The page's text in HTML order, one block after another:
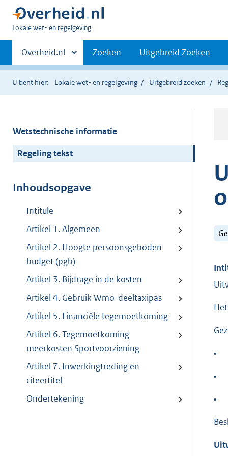
U
hier:
Lokale wet- en regelgeving
Primaire
navigatie
Andere
sites
binnen
Overheid.nl Zoeken Uitgebreid Zoeken
U bent hier: Lokale wet- en regelgeving Uitgebreid zoeken
Wetstechnische informatie
Regeling tekst
Inhoudsopgave
Intitule
Artikel 1. Algemeen
Artikel 2. Hoogte persoonsgeboden
budget (pgb)
Artikel 3. Bijdrage in de kosten
Artikel 4. Gebruik Wmo-deeltaxipas
Artikel 5. Financiële tegemoetkoming
Artikel 6. Tegemoetkoming
meerkosten Sportvoorziening
Artikel 7. Inwerkingtreding en
citeertitel
Ondertekening
•
•
•